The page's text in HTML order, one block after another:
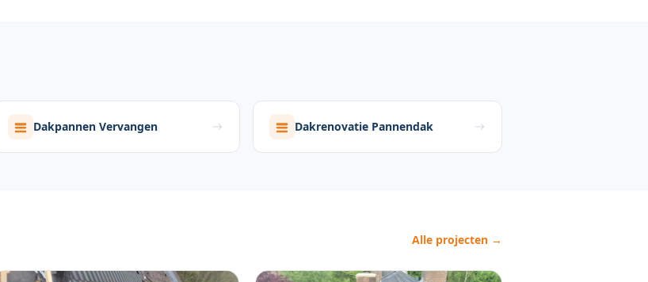
Dakpannen Vervangen Dakrenovatie Pannendak
Alle projecten →